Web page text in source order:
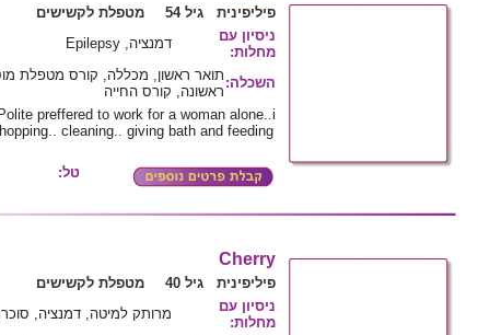
פיליפינית גיל 54 מטפלת לקשישים
ניסיון עם
מחלות:
דמנציה, Epilepsy
השכלה: תואר ראשון, מכללה, קורס מטפלת
ראשונה, קורס החייה
preffered to work for a woman alone..i
cleaning.. giving bath and feeding
טל:
Cherry
פיליפינית גיל 40 מטפלת לקשישים
ניסיון עם
מחלות:
מרותק למיטה, דמנציה,